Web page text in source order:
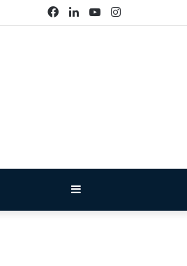
YouTube
LinkedIn
Facebook